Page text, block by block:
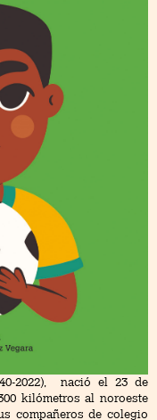
2022), nació el 23 de
kilómetros al noroeste
compañeros de colegio